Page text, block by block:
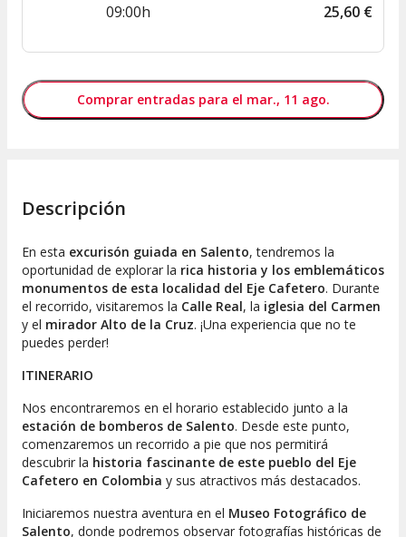
09:00h 25,60 €
Comprar entradas para el mar., 11 ago.
Descripción
En esta excurisón guiada en Salento, tendremos la
oportunidad de explorar la rica historia y los emblemáticos
monumentos de esta localidad del Eje Cafetero. Durante
el recorrido, visitaremos la Calle Real, la iglesia del Carmen
y el mirador Alto de la Cruz. ¡Una experiencia que no te
puedes perder!
ITINERARIO
Nos encontraremos en el horario establecido junto a la
estación de bomberos de Salento. Desde este punto,
comenzaremos un recorrido a pie que nos permitirá
descubrir la historia fascinante de este pueblo del Eje
Cafetero en Colombia y sus atractivos más destacados.
Iniciaremos nuestra aventura en el Museo Fotográfico de
Salento, donde podremos observar fotografías históricas de